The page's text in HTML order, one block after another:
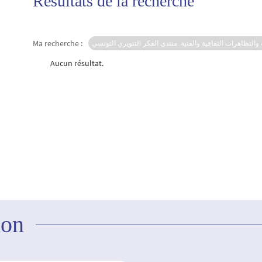
Ma recherche : الثقافية والفنية. منتدى الفكر التنويري التونسي
Aucun résultat.